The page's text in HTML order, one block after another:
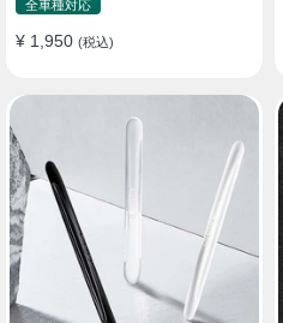
全車種対応
¥ 1,950 (税込)